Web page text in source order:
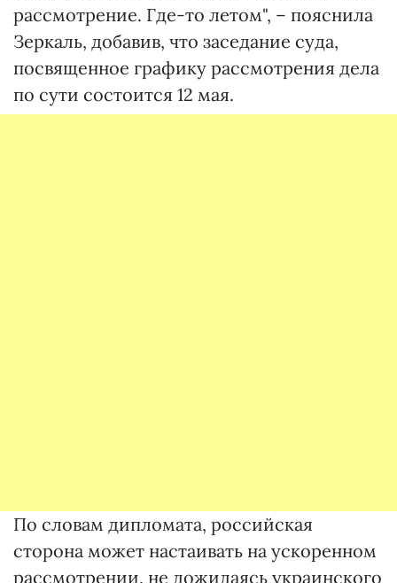
рассмотрение. Где-то летом", – пояснила
Зеркаль, добавив, что заседание суда,
посвященное графику рассмотрения дела
по сути состоится 12 мая.
По словам дипломата, российская
сторона может настаивать на ускоренном
рассмотрении, не дожидаясь украинского